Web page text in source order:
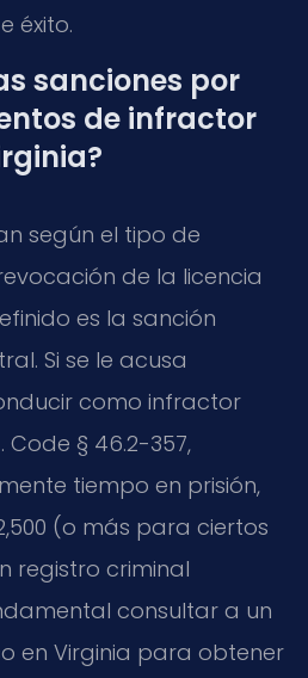
éxito.
sanciones por
de infractor
según el tipo de
de la licencia
es la sanción
Si se le acusa
como infractor
§ 46.2-357,
tiempo en prisión,
(o más para ciertos
registro criminal
consultar a un
en Virginia para obtener